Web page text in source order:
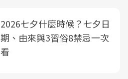
2026七夕什麼時候？七夕日
期、由來與3習俗8禁忌一次
看